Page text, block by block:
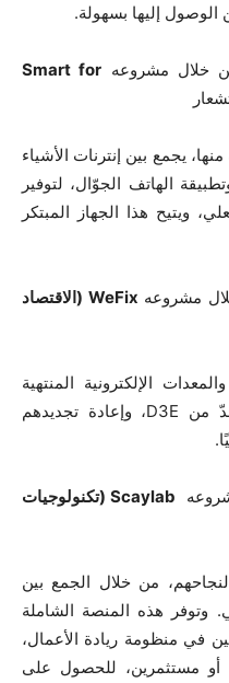
الوصول إليها بسهولة.
خلال مشروعه Smart for
يجمع بين إنترنات الأشياء
الهاتف الجوّال، لتوفير
ويتيح هذا الجهاز المبتكر
مشروعه WeFix (الاقتصاد
الإلكترونية المنتهية
من D3E، وإعادة تجديدهم
Scaylab
(تكنولوجيات
من خلال الجمع بين
وتوفر هذه المنصة الشاملة
في منظومة ريادة الأعمال،
أو مستثمرين، للحصول على